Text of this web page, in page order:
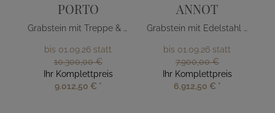
PORTO
Grabstein mit Treppe & Edelstahl Kreuz
bis 01.09.26 statt
10.300,00 €
Ihr Komplettpreis
9.012,50 € *
ANNOT
Grabstein mit Edelstahl Baum
bis 01.09.26 statt
7.900,00 €
Ihr Komplettpreis
6.912,50 € *